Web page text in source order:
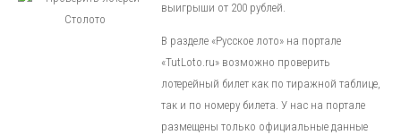
выигрыши от 200 рублей.
В разделе «Русское лото» на портале
«TutLoto.ru» возможно проверить
лотерейный билет как по тиражной таблице,
так и по номеру билета. У нас на портале
размещены только официальные данные